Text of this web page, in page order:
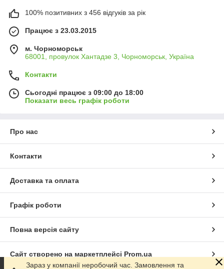
100% позитивних з 456 відгуків за рік
Працює з 23.03.2015
м. Чорноморськ
68001, провулок Хантадзе 3, Чорноморськ, Україна
Контакти
Сьогодні працює з 09:00 до 18:00
Показати весь графік роботи
Про нас
Контакти
Доставка та оплата
Графік роботи
Повна версія сайту
Сайт створено на маркетплейсі Prom.ua
Зараз у компанії неробочий час. Замовлення та